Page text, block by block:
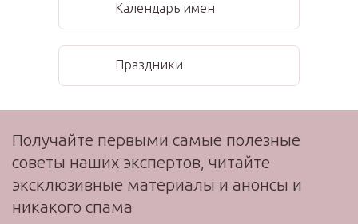
Календарь имен
Праздники
Получайте первыми самые полезные
советы наших экспертов, читайте
эксклюзивные материалы и анонсы и
никакого спама